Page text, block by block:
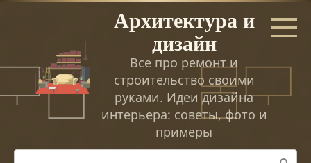
Перейти
Архитектура и
дизайн
Все про ремонт и
строительство своими
руками. Идеи дизайна
интерьера: советы, фото и
примеры
Поиск: